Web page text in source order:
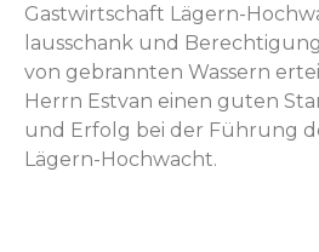
Gast­wirtschaft Lägern-
lauss­chank und
von gebran­nten Wassern
Her­rn Est­van einen guten
und Erfolg bei der Führung
Lägern-Hochwacht.